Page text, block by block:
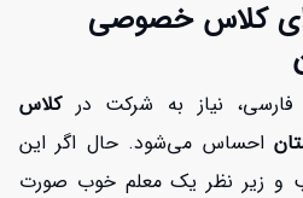
کلاس خصوصی
نیاز به شرکت درکلاس
احساس می‌شود. حال اگر این
و زیر نظر یک معلم خوب صورت